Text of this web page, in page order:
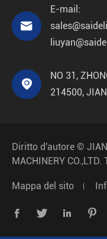

E-mail:

NO 31,
214500,
Diritto d'autore ©
MACHINERY CO.,LTD.
Mappa del sito
   